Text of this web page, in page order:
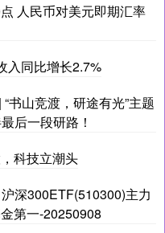
人民币对美元即期汇率
入同比增长2.7%
书山竞渡，研途有光”主题
后一段研路！
科技立潮头
深300ETF(510300)主力
第一-20250908